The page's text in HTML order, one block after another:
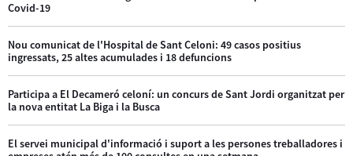
Covid-19
Nou comunicat de l'Hospital de Sant Celoni: 49 casos positius
ingressats, 25 altes acumulades i 18 defuncions
Participa a El Decameró celoní: un concurs de Sant Jordi organitzat per
la nova entitat La Biga i la Busca
El servei municipal d'informació i suport a les persones treballadores i